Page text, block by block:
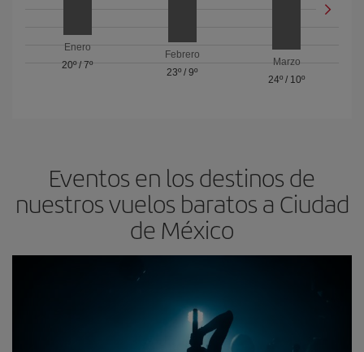
Enero
20º/7º
Febrero
23º / 9º
Marzo
24º / 10º
Eventos en los destinos de
nuestros vuelos baratos a Ciudad
de México